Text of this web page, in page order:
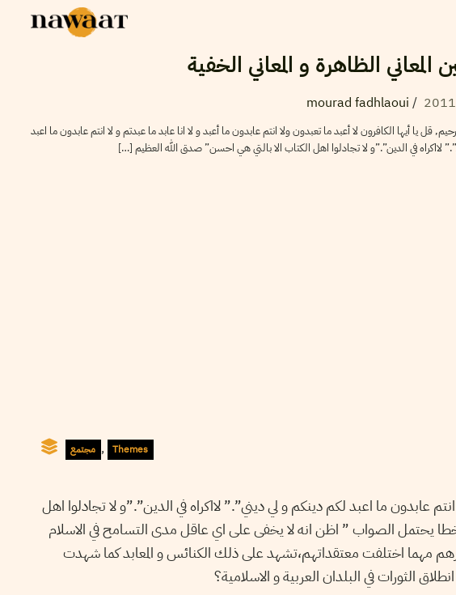
المعاني الظاهرة و المعاني الخفية
2011
/
mourad fadhlaoui
قل يا أيها الكافرون لا أعبد ما تعبدون ولا انتم عابدون ما أعبد و لا انا عابد ما عبدتم و لا انتم عابدون ما اعبد
لااكراه في الدين”.”و لا تجادلوا اهل الكتاب الا بالتي هي احسن” صدق الله العظيم […]
مجتمع , Themes
عابدون ما اعبد لكم دينكم و لي ديني”.” لااكراه في الدين”.”و لا تجادلوا اهل
يحتمل الصواب ” اظن انه لا يخفى على اي عاقل مدى التسامح في الاسلام
مهما اختلفت معتقداتهم،تشهد على ذلك الكنائس و المعابد كما شهدت
الثورات في البلدان العربية و الاسلامية؟